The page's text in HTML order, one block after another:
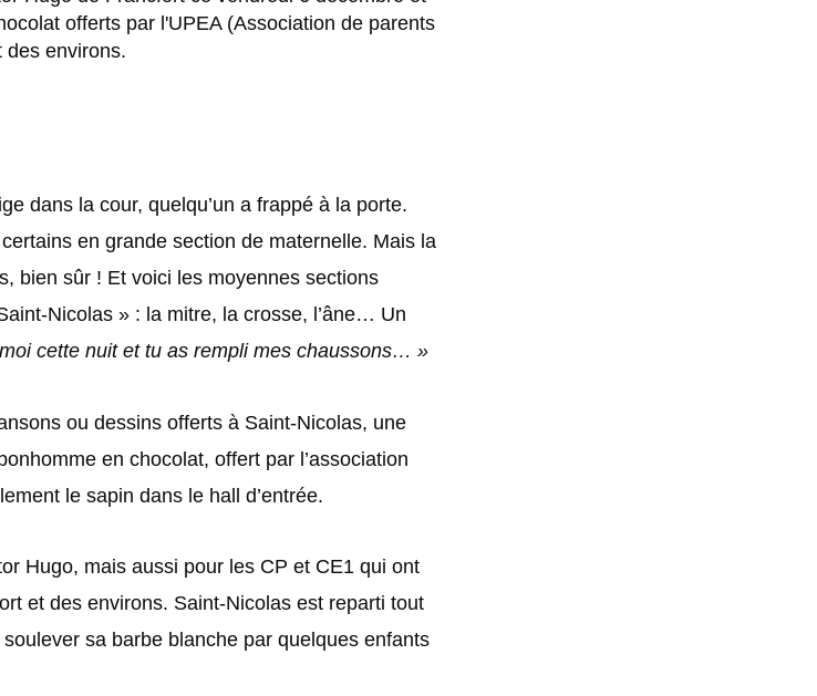
offerts par l'UPEA (Association de parents
des environs.
dans la cour, quelqu’un a frappé à la porte.
certains en grande section de maternelle. Mais la
bien sûr ! Et voici les moyennes sections
Nicolas » : la mitre, la crosse, l’âne… Un
cette nuit et tu as rempli mes chaussons… »
ou dessins offerts à Saint-Nicolas, une
en chocolat, offert par l’association
le sapin dans le hall d’entrée.
Hugo, mais aussi pour les CP et CE1 qui ont
et des environs. Saint-Nicolas est reparti tout
sa barbe blanche par quelques enfants